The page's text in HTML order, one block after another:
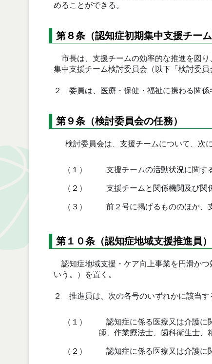
めることができる。
第８条（認知症初期集中支援チーム
市長は、支援チームの効率的な推進を図り
集中支援チーム検討委員会（以下「検討委員
２ 委員は、医療・保健・福祉に携わる関係
第９条（検討委員会の任務）
検討委員会は、支援チームについて、次に
（１） 支援チームの活動状況に関す
（２） 支援チームと関係機関及び関
（３） 前２号に掲げるもののほか、
第１０条（認知症地域支援推進員）
認知症地域支援・ケア向上事業を円滑かつ
いう。）を置く。
２ 推進員は、次の各号のいずれかに該当す
（１）
認知症に係る医療又は介護に
師、作業療法士、歯科衛生士、
（２） 認知症に係る医療又は介護に